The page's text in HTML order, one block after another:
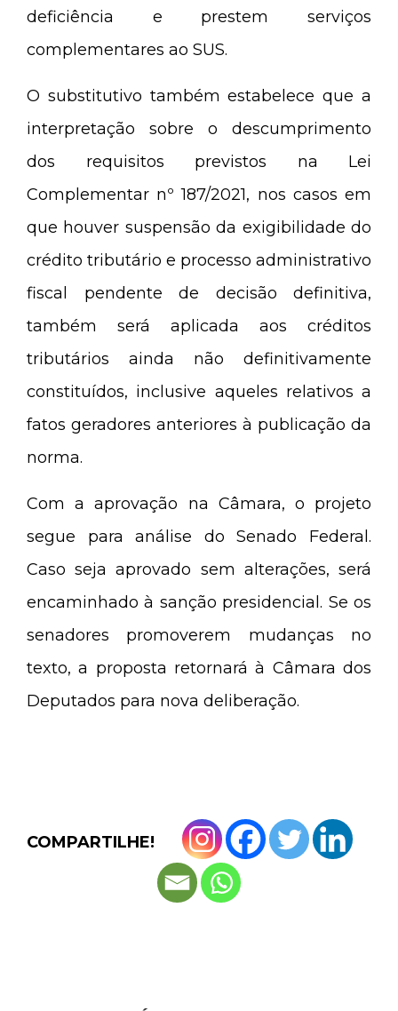
deficiência e prestem serviços
complementares ao SUS.
O substitutivo também estabelece que a
interpretação sobre o descumprimento
dos requisitos previstos na Lei
Complementar nº 187/2021, nos casos em
que houver suspensão da exigibilidade do
crédito tributário e processo administrativo
fiscal pendente de decisão definitiva,
também será aplicada aos créditos
tributários ainda não definitivamente
constituídos, inclusive aqueles relativos a
fatos geradores anteriores à publicação da
norma.
Com a aprovação na Câmara, o projeto
segue para análise do Senado Federal.
Caso seja aprovado sem alterações, será
encaminhado à sanção presidencial. Se os
senadores promoverem mudanças no
texto, a proposta retornará à Câmara dos
Deputados para nova deliberação.
COMPARTILHE!